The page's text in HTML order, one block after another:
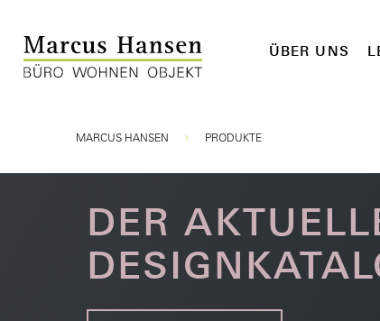
ÜBER UNS
Sie sind hier:
MARCUS HANSEN PRODUKTE
DER